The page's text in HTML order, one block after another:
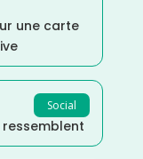
une carte
Social